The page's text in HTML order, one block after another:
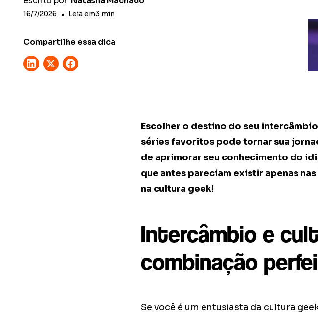
16/7/2026 • Leia em3 min
Compartilhe essa dica
Escolher o destino do seu
séries favoritos pode tornar sua
de aprimorar seu conhecimento do
que antes pareciam existir apenas
na cultura geek!
Intercâmbio e
combinação
Se você é um entusiasta da cultura